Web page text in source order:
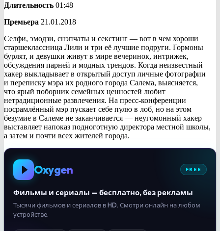
Длительность 01:48
Премьера 21.01.2018
Селфи, эмодзи, снэпчаты и секстинг — вот в чем хороши
старшеклассница Лили и три её лучшие подруги. Гормоны
бурлят, и девушки живут в мире вечеринок, интрижек,
обсуждения парней и модных трендов. Когда неизвестный
хакер выкладывает в открытый доступ личные фотографии
и переписку мэра их родного города Салема, выясняется,
что ярый поборник семейных ценностей любит
нетрадиционные развлечения. На пресс-конференции
посрамлённый мэр пускает себе пулю в лоб, но на этом
безумие в Салеме не заканчивается — неугомонный хакер
выставляет напоказ подноготную директора местной школы,
а затем и почти всех жителей города.
Oxygen FREE
Фильмы и сериалы — бесплатно, без рекламы
Тысячи фильмов и сериалов в HD. Смотри онлайн на любом
устройстве.